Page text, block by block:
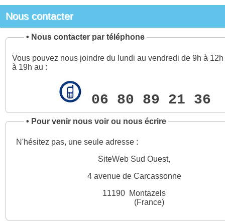
Nous contacter
• Nous contacter par téléphone
Vous pouvez nous joindre du lundi au vendredi de 9h à
à 19h au :
06 80 89 21 36
• Pour venir nous voir ou nous écrire
N'hésitez pas, une seule adresse :
SiteWeb Sud Ouest,
4 avenue de Carcassonne
11190 Montazels
(France)